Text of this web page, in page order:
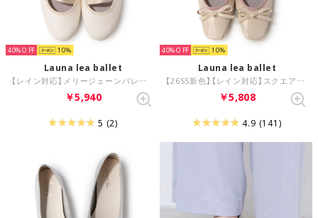
40% 10
Launa lea ballet
【レイン対応】メリージェーンバレエシューズ(RB2002) （アイボリー）
￥5,940
5 (2)
40% 10
Launa lea ballet
【26SS新色】【レイン対応】スクエアトゥバレエシューズ(RB7403A) （LピンクE）
￥5,808
4.9 (141)